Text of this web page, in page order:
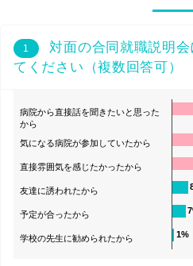
1
対面の合同就職説明
てください（複数回答可）
病院から直接話を聞きたいと思った
から
気になる病院が参加していたから
直接雰囲気を感じたかったから
友達に誘われたから
予定が合ったから
学校の先生に勧められたから 1%